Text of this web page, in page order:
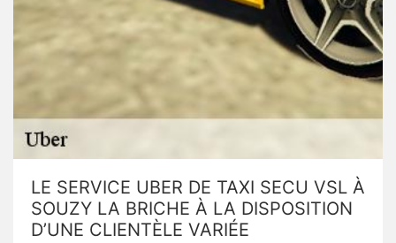
LE SERVICE UBER DE TAXI SECU VSL À
SOUZY LA BRICHE À LA DISPOSITION
D’UNE CLIENTÈLE VARIÉE